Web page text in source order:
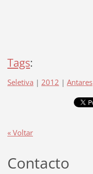
Tags:
Seletiva | 2012 | Antares
« Voltar
Contacto